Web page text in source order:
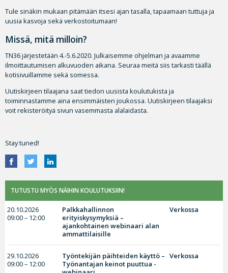
Tule sinäkin mukaan pitämään itsesi ajan tasalla, tapaamaan tuttuja ja
uusia kasvoja sekä verkostoitumaan!
Missä, mitä milloin?
TN36 järjestetään 4.-5.6.2020. Julkaisemme ohjelman ja avaamme
ilmoittautumisen alkuvuoden aikana. Seuraa meitä siis tarkasti täällä
kotisivuillamme sekä somessa.
Uutiskirjeen tilaajana saat tiedon uusista koulutukista ja
toiminnastamme aina ensimmäisten joukossa. Uutiskirjeen tilaajaksi
voit rekisteröityä sivun vasemmasta alalaidasta.
Stay tuned!
TUTUSTU MYÖS NÄIHIN KOULUTUKSIIN!
20.10.2026
09:00 – 12:00
Palkkahallinnon
erityiskysymyksiä –
ajankohtainen webinaari alan
ammattilaisille
Verkossa
29.10.2026
09:00 – 12:00
Työntekijän päihteiden käyttö –
Työnantajan keinot puuttua -
Verkossa